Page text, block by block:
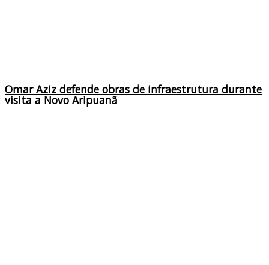
Omar Aziz defende obras de infraestrutura durante
visita a Novo Aripuanã